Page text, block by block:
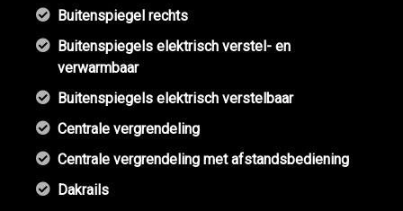
Buitenspiegel rechts
Buitenspiegels elektrisch verstel- en
verwarmbaar
Buitenspiegels elektrisch verstelbaar
Centrale vergrendeling
Centrale vergrendeling met afstandsbediening
Dakrails